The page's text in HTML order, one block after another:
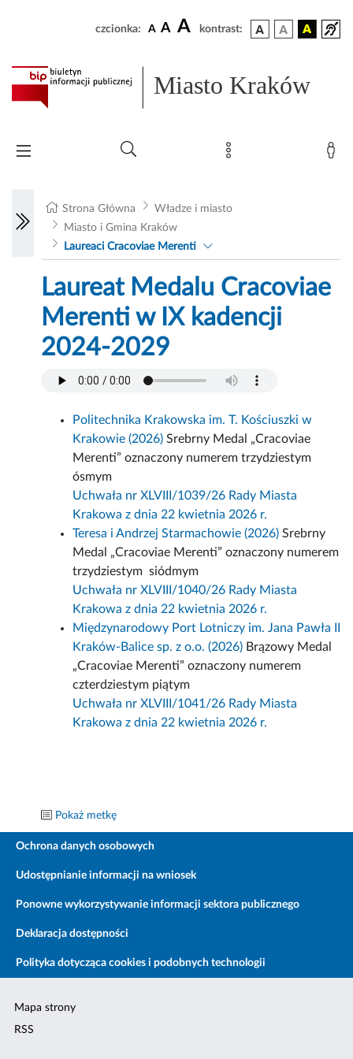
czcionka: A A A kontrast:
Miasto Kraków
Strona Główna
Władze i miasto
Miasto i Gmina Kraków
Laureaci Cracoviae Merenti
Laureat Medalu Cracoviae
Merenti w IX kadencji
2024-2029
Politechnika Krakowska im. T. Kościuszki w
Krakowie (2026) Srebrny Medal „Cracoviae
Merenti” oznaczony numerem trzydziestym
ósmym
Uchwała nr XLVIII/1039/26 Rady Miasta
Krakowa z dnia 22 kwietnia 2026 r.
Teresa i Andrzej Starmachowie (2026) Srebrny
Medal „Cracoviae Merenti” oznaczony numerem
trzydziestym siódmym
Uchwała nr XLVIII/1040/26 Rady Miasta
Krakowa z dnia 22 kwietnia 2026 r.
Międzynarodowy Port Lotniczy im. Jana Pawła II
Kraków-Balice sp. z o.o. (2026) Brązowy Medal
„Cracoviae Merenti” oznaczony numerem
czterdziestym piątym
Uchwała nr XLVIII/1041/26 Rady Miasta
Krakowa z dnia 22 kwietnia 2026 r.
Pokaż metkę
Ochrona danych osobowych
Udostępnianie informacji na wniosek
Ponowne wykorzystywanie informacji sektora publicznego
Deklaracja dostępności
Polityka dotycząca cookies i podobnych technologii
Mapa strony
RSS